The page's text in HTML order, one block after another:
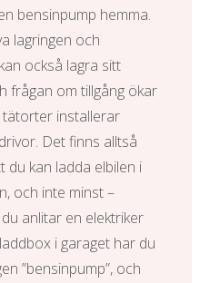
bensinpump hemma.
lagringen och
också lagra sitt
frågan om tillgång ökar
installerar
Det finns alltså
du kan ladda elbilen i
och inte minst –
du anlitar en elektriker
i garaget har du
”bensinpump”, och